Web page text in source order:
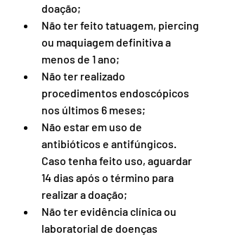
doação;
Não ter feito tatuagem, piercing
ou maquiagem definitiva a
menos de 1 ano;
Não ter realizado
procedimentos endoscópicos
nos últimos 6 meses;
Não estar em uso de
antibióticos e antifúngicos.
Caso tenha feito uso, aguardar
14 dias após o término para
realizar a doação;
Não ter evidência clínica ou
laboratorial de doenças